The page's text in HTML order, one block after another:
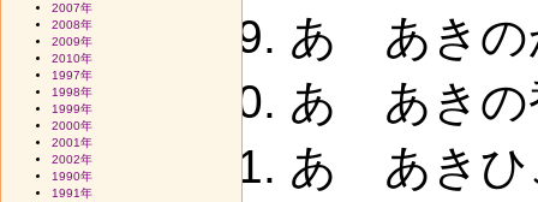
あ あきの
あ あきの
あ あき
2007年
2008年
2009年
2010年
1997年
1998年
1999年
2000年
2001年
2002年
1990年
1991年